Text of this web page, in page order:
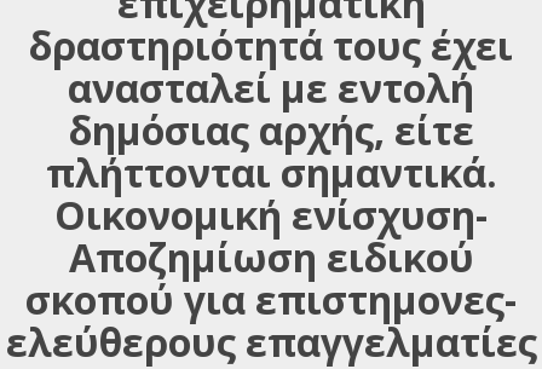
δραστηριότητά τους έχει
ανασταλεί με εντολή
δημόσιας αρχής, είτε
πλήττονται σημαντικά.
Οικονομική ενίσχυση-
Αποζημίωση ειδικού
σκοπού για επιστημονες-
ελεύθερους επαγγελματίες